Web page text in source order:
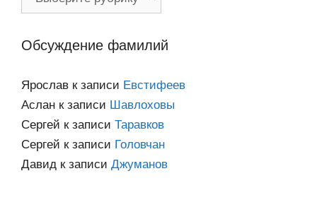
Обсуждение фамилий
Ярослав к записи Евстифеев
Аслан к записи Шавлоховы
Сергей к записи Таравков
Сергей к записи Головчан
Давид к записи Джуманов